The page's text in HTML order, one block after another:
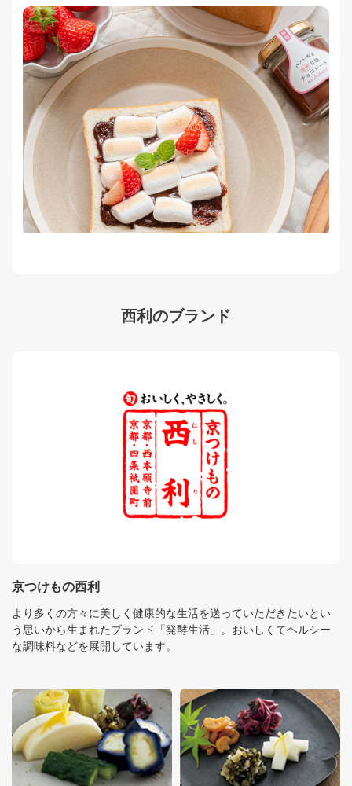
西利のブランド
京つけもの西利
より多くの方々に美しく健康的な生活を送っていただきたいとい
う思いから生まれたブランド「発酵生活」。おいしくてヘルシー
な調味料などを展開しています。